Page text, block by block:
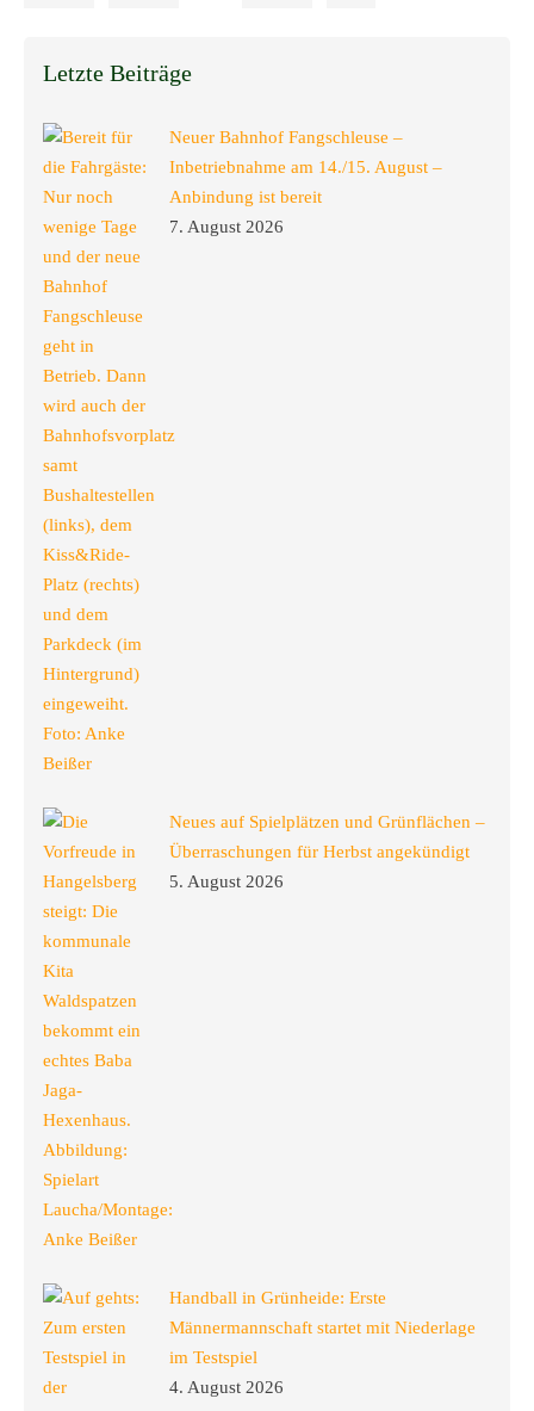
Letzte Beiträge
Neuer Bahnhof Fangschleuse –
Inbetriebnahme am 14./15. August –
Anbindung ist bereit
7. August 2026
Neues auf Spielplätzen und Grünflächen –
Überraschungen für Herbst angekündigt
5. August 2026
Handball in Grünheide: Erste
Männermannschaft startet mit Niederlage
im Testspiel
4. August 2026